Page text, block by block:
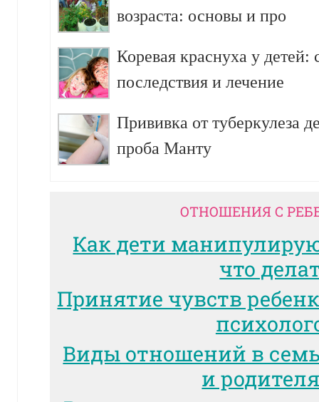
возраста: основы и про
Коревая краснуха у
последствия и лечение
Прививка от туберкулеза
проба Манту
ОТНОШЕНИЯ С
Как дети
что
Принятие чувств
Виды отношений в
и